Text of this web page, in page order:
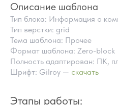
Описание шаблона
Тип блока: Информация о
Тип верстки: grid
Тема шаблона: Прочее
Формат шаблона: Zero-block
Полность адаптирован: ПК,
Шрифт: Gilroy — скачать
Этапы работы:
ПОЧЕМУ СТОИТ
ВМЕСТО ЗАКАЗА